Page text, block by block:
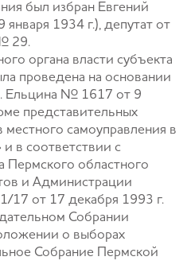
был избран Евгений
1934 г.), депутат от
29.
органа власти субъекта
проведена на основании
Ельцина № 1617 от 9
представительных
местного самоуправления в
в соответствии с
областного
и Администрации
17 от 17 декабря 1993 г.
Собрании
о выборах
Собрание Пермской